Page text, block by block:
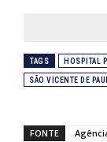
TAGS HOSPITAL
SÃO VICENTE DE
FONTE